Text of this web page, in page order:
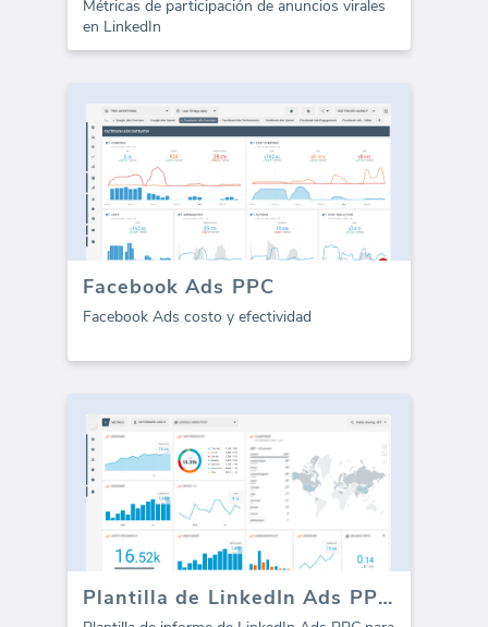
Métricas de participación de anuncios virales
en LinkedIn
Facebook Ads PPC
Facebook Ads costo y efectividad
Plantilla de LinkedIn Ads PPC (Informe)